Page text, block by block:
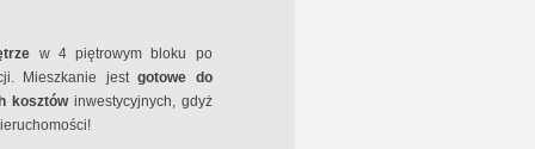
w 4 piętrowym bloku po
Mieszkanie jestgotowe do
kosztówinwestycyjnych, gdyż